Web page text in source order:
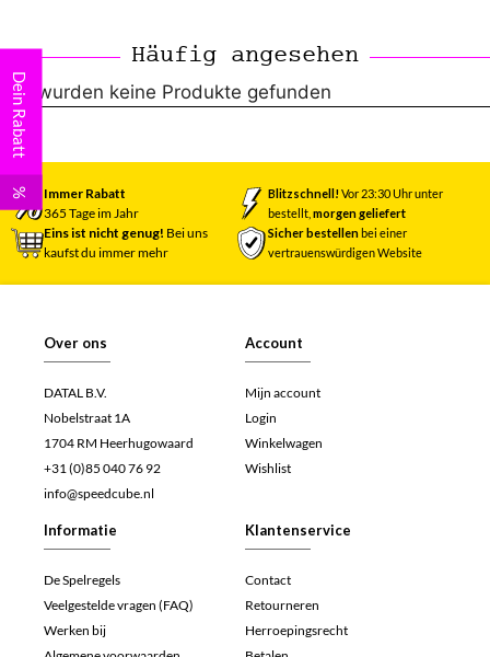
Häufig angesehen
Es wurden keine Produkte gefunden
Immer Rabatt
365 Tage im Jahr
Blitzschnell!Vor 23:30 Uhr unter
bestellt,morgen geliefert
Eins ist nicht genug! Bei uns
kaufst du immer mehr
Sicher bestellenbei einer
vertrauenswürdigen Website
Over ons
DATAL B.V.
Nobelstraat 1A
1704 RM Heerhugowaard
+31 (0)85 040 76 92
info@speedcube.nl
Account
Mijn account
Login
Winkelwagen
Wishlist
Informatie
De Spelregels
Veelgestelde vragen (FAQ)
Werken bij
Klantenservice
Contact
Retourneren
Herroepingsrecht
Dein Rabatt
%